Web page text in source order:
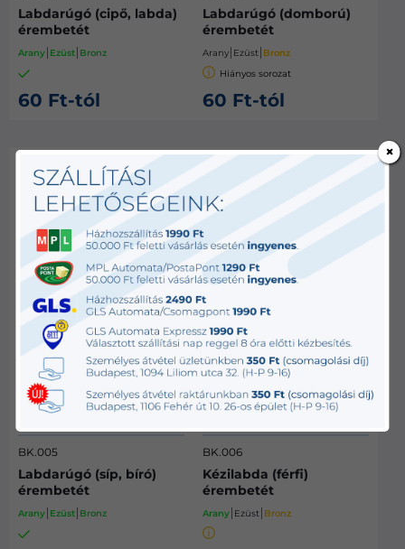
×
Labdarúgó (cipő, labda)
érembetét
Arany Ezüst Bronz
60 Ft-tól
Labdarúgó (domború)
érembetét
Arany Ezüst Bronz
Hiányos sorozat
60 Ft-tól
BK.005
Labdarúgó (síp, bíró)
érembetét
Arany Ezüst Bronz
BK.006
Kézilabda (férfi)
érembetét
Arany Ezüst Bronz